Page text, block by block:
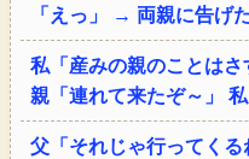
「えっ」 → 両親に告げ
私「産みの親のことは
親「連れて来たぞ～」 私
父「それじゃ行ってく